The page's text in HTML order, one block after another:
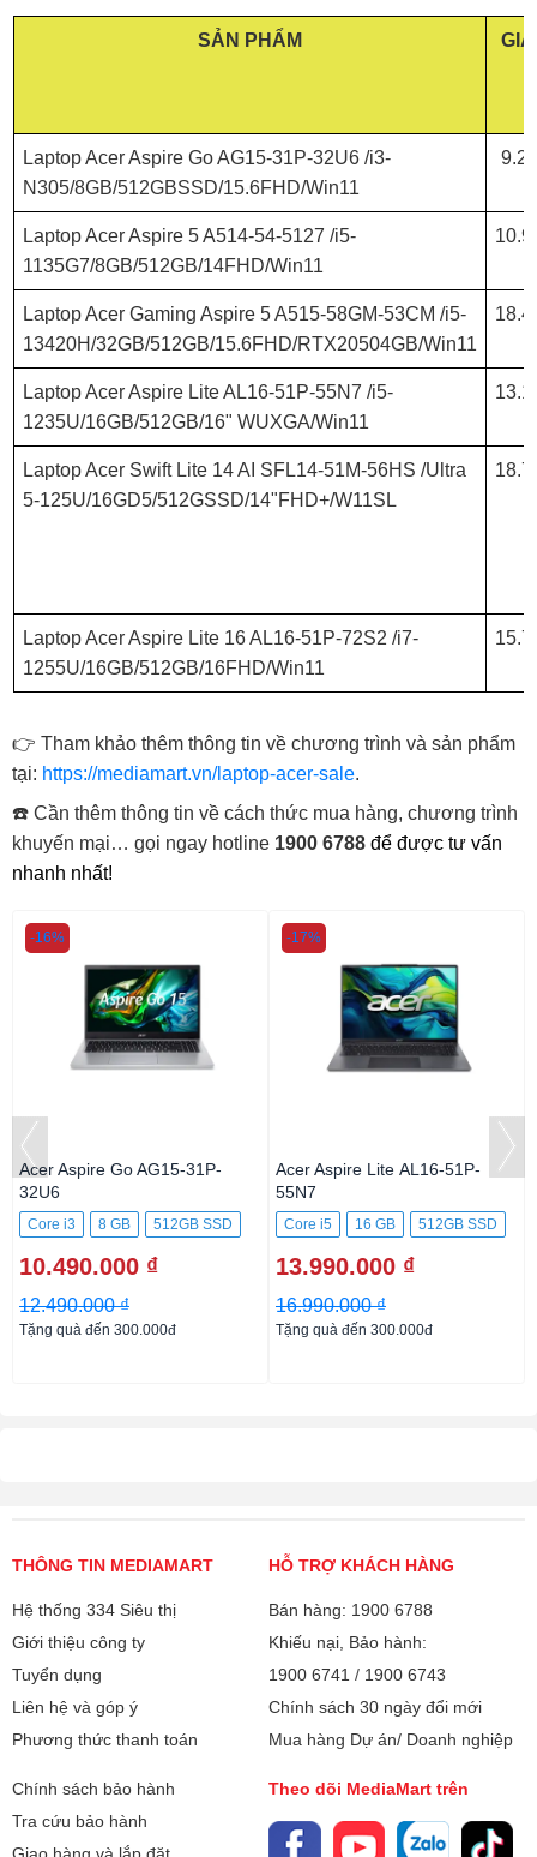
SẢN PHẨM
Laptop Acer Aspire Go AG15-31P-32U6 /i3-
N305/8GB/512GBSSD/15.6FHD/Win11
Laptop Acer Aspire 5 A514-54-5127 /i5-
1135G7/8GB/512GB/14FHD/Win11
Laptop Acer Gaming Aspire 5 A515-58GM-53CM /i5-
13420H/32GB/512GB/15.6FHD/RTX20504GB/Win11
Laptop Acer Aspire Lite AL16-51P-55N7 /i5-
1235U/16GB/512GB/16" WUXGA/Win11
Laptop Acer Swift Lite 14 AI SFL14-51M-56HS /Ultra
5-125U/16GD5/512GSSD/14"FHD+/W11SL
Laptop Acer Aspire Lite 16 AL16-51P-72S2 /i7-
1255U/16GB/512GB/16FHD/Win11
👉 Tham khảo thêm thông tin về chương trình và sản phẩm
tại: https://mediamart.vn/laptop-acer-sale.
☎️ Cần thêm thông tin về cách thức mua hàng, chương trình
khuyến mại… gọi ngay hotline 1900 6788 để được tư vấn
nhanh nhất!
Acer Aspire Go AG15-31P-
32U6
Core i3 8 GB 512GB SSD
10.490.000 ₫
12.490.000 ₫
-16%
Tặng quà đến 300.000đ
Acer Aspire Lite AL16-51P-
55N7
Core i5 16 GB 512GB SSD
13.990.000 ₫
16.990.000 ₫
-17%
Tặng quà đến 300.000đ
THÔNG TIN MEDIAMART
Hệ thống 334 Siêu thị
Giới thiệu công ty
Tuyển dụng
Liên hệ và góp ý
Phương thức thanh toán
HỖ TRỢ KHÁCH HÀNG
Bán hàng: 1900 6788
Khiếu nại, Bảo hành:
1900 6741 / 1900 6743
Chính sách 30 ngày đổi mới
Mua hàng Dự án/ Doanh nghiệp
Chính sách bảo hành
Tra cứu bảo hành
Theo dõi MediaMart trên